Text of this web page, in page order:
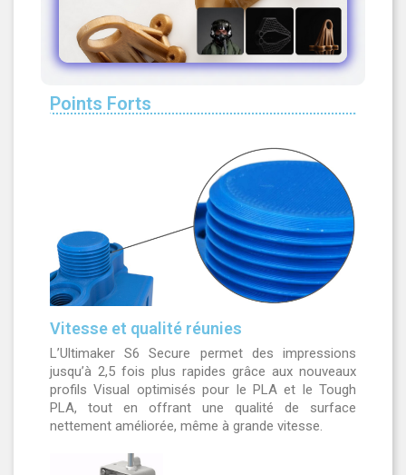
Points Forts
Vitesse et qualité réunies
L’Ultimaker S6 Secure permet des impressions
jusqu’à 2,5 fois plus rapides grâce aux nouveaux
profils Visual optimisés pour le PLA et le Tough
PLA, tout en offrant une qualité de surface
nettement améliorée, même à grande vitesse.